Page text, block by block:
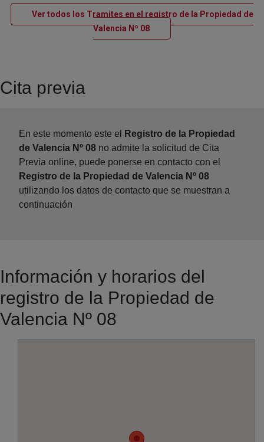
Ver todos los Tramites en el registro de la Propiedad de
Valencia Nº 08Ventana nueva
Cita previa
En este momento este el
Registro de la Propiedad
de Valencia Nº 08 no admite la solicitud de Cita
Previa online, puede ponerse en contacto con el
Registro de la Propiedad de Valencia Nº 08
utilizando los datos de contacto que se muestran a
continuación
Información y horarios del
registro de la Propiedad de
Valencia Nº 08